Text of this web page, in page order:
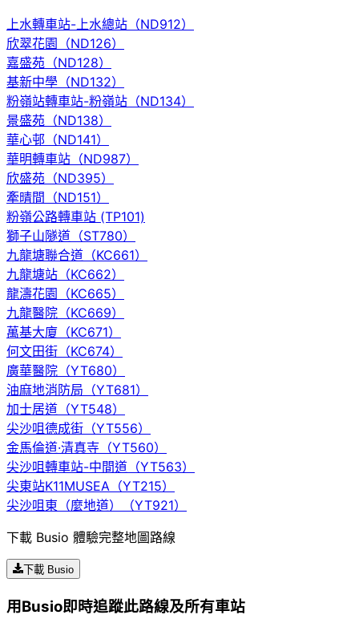
上水轉車站-上水總站（ND912）
欣翠花園（ND126）
嘉盛苑（ND128）
基新中學（ND132）
粉嶺站轉車站-粉嶺站（ND134）
景盛苑（ND138）
華心邨（ND141）
華明轉車站（ND987）
欣盛苑（ND395）
牽晴間（ND151）
粉嶺公路轉車站 (TP101)
獅子山隧道（ST780）
九龍塘聯合道（KC661）
九龍塘站（KC662）
龍濤花園（KC665）
九龍醫院（KC669）
萬基大廈（KC671）
何文田街（KC674）
廣華醫院（YT680）
油麻地消防局（YT681）
加士居道（YT548）
尖沙咀德成街（YT556）
金馬倫道·清真寺（YT560）
尖沙咀轉車站-中間道（YT563）
尖東站K11MUSEA（YT215）
尖沙咀東（麼地道）（YT921）
下載 Busio 體驗完整地圖路線
下載 Busio
用Busio即時追蹤此路線及所有車站